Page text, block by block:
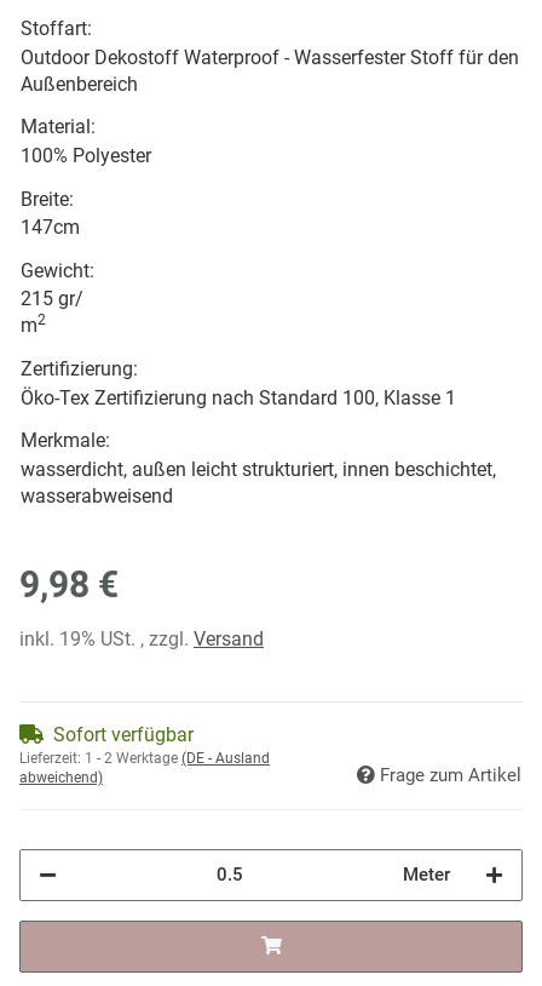
Stoffart:
Outdoor Dekostoff Waterproof - Wasserfester Stoff für den
Außenbereich
Material:
100% Polyester
Breite:
147cm
Gewicht:
215 gr/
m2
Zertifizierung:
Öko-Tex Zertifizierung nach Standard 100, Klasse 1
Merkmale:
wasserdicht, außen leicht strukturiert, innen beschichtet,
wasserabweisend
9,98 €
inkl. 19% USt. , zzgl. Versand
Sofort verfügbar
Lieferzeit: 1 - 2 Werktage (DE - Ausland
abweichend)
Frage zum Artikel
Meter